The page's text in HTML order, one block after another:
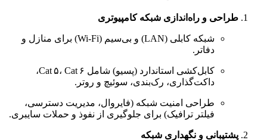
طراحی و راه‌اندازی شبکه‌ کامپیوتری
شبکه‌ کابلی (LAN) و بی‌سیم (Wi‑Fi) برای منازل و
دفاتر.
کابل‌کشی استاندارد (پسیو) شامل Cat ۵، Cat ۶،
داکت‌گذاری، رک‌بندی، سوئیچ و روتر.
طراحی امنیت شبکه (فایروال، مدیریت دسترسی،
فیلتر ترافیک) برای جلوگیری از نفوذ و حملات سایبری.
پشتیبانی و نگهداری شبکه